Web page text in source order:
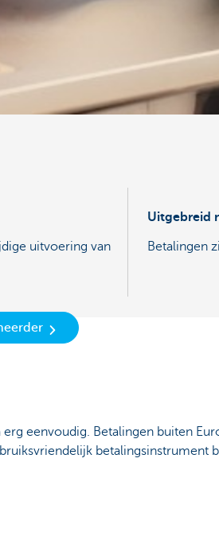
uitvoering van
Uitgebreid
Betalingen
eenvoudig. Betalingen buiten
betalingsinstrument